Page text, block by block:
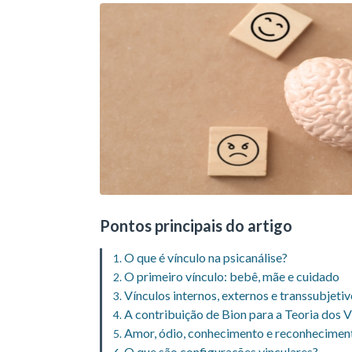
Pontos principais do artigo
O que é vínculo na psicanálise?
O primeiro vínculo: bebê, mãe e cuidado
Vínculos internos, externos e
A contribuição de Bion para a Teoria dos
Amor, ódio, conhecimento e